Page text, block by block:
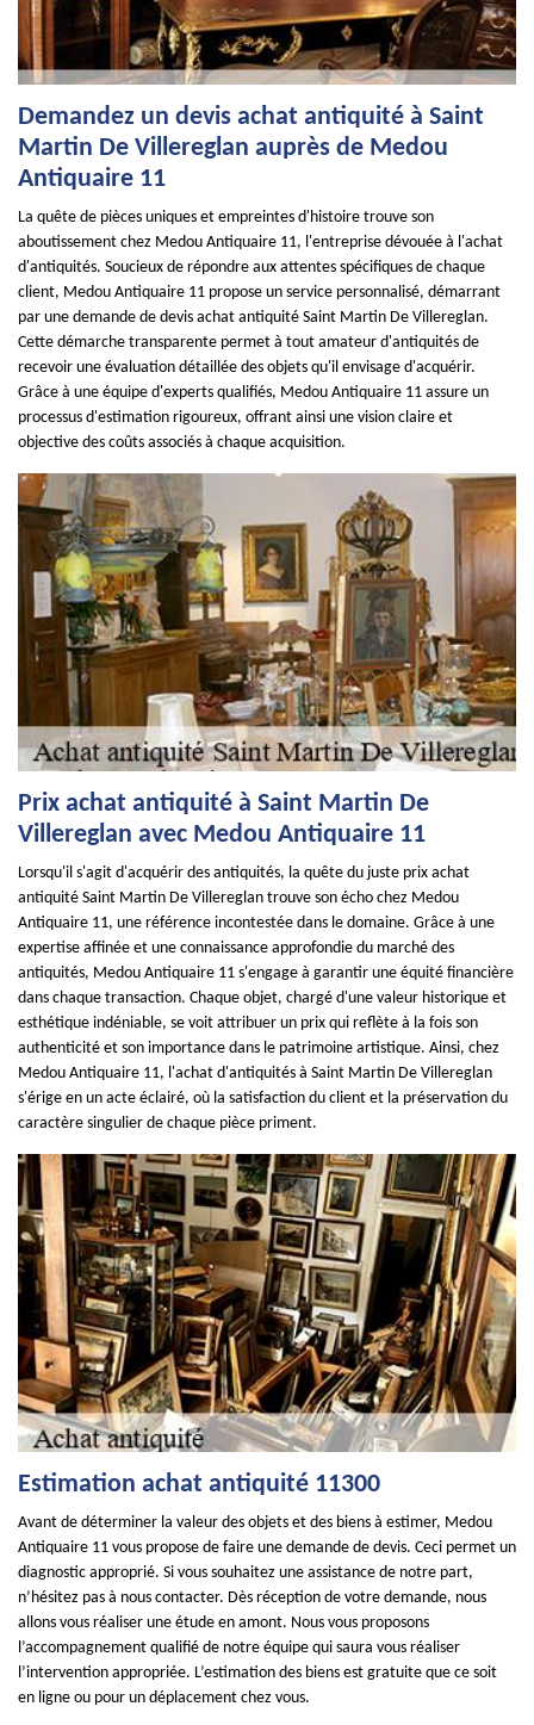
Demandez un devis achat antiquité à Saint
Martin De Villereglan auprès de Medou
Antiquaire 11
La quête de pièces uniques et empreintes d'histoire trouve son
aboutissement chez Medou Antiquaire 11, l'entreprise dévouée à l'achat
d'antiquités. Soucieux de répondre aux attentes spécifiques de chaque
client, Medou Antiquaire 11 propose un service personnalisé, démarrant
par une demande de devis achat antiquité Saint Martin De Villereglan.
Cette démarche transparente permet à tout amateur d'antiquités de
recevoir une évaluation détaillée des objets qu'il envisage d'acquérir.
Grâce à une équipe d'experts qualifiés, Medou Antiquaire 11 assure un
processus d'estimation rigoureux, offrant ainsi une vision claire et
objective des coûts associés à chaque acquisition.
Prix achat antiquité à Saint Martin De
Villereglan avec Medou Antiquaire 11
Lorsqu'il s'agit d'acquérir des antiquités, la quête du juste prix achat
antiquité Saint Martin De Villereglan trouve son écho chez Medou
Antiquaire 11, une référence incontestée dans le domaine. Grâce à une
expertise affinée et une connaissance approfondie du marché des
antiquités, Medou Antiquaire 11 s'engage à garantir une équité financière
dans chaque transaction. Chaque objet, chargé d'une valeur historique et
esthétique indéniable, se voit attribuer un prix qui reflète à la fois son
authenticité et son importance dans le patrimoine artistique. Ainsi, chez
Medou Antiquaire 11, l'achat d'antiquités à Saint Martin De Villereglan
s'érige en un acte éclairé, où la satisfaction du client et la préservation du
caractère singulier de chaque pièce priment.
Estimation achat antiquité 11300
Avant de déterminer la valeur des objets et des biens à estimer, Medou
Antiquaire 11 vous propose de faire une demande de devis. Ceci permet un
diagnostic approprié. Si vous souhaitez une assistance de notre part,
n’hésitez pas à nous contacter. Dès réception de votre demande, nous
allons vous réaliser une étude en amont. Nous vous proposons
l’accompagnement qualifié de notre équipe qui saura vous réaliser
l’intervention appropriée. L’estimation des biens est gratuite que ce soit
en ligne ou pour un déplacement chez vous.